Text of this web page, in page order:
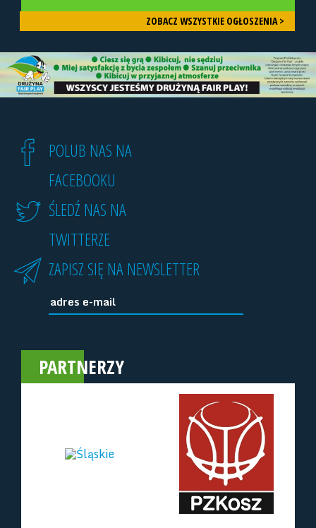
ZOBACZ WSZYSTKIE OGŁOSZENIA >
POLUB NAS NA
FACEBOOKU
ŚLEDŹ NAS NA
TWITTERZE
ZAPISZ SIĘ NA NEWSLETTER
PARTNERZY